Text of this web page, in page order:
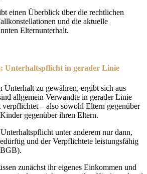
einen Überblick über die rechtlichen
und die aktuelle
Elternunterhalt.
Unterhaltspflicht in gerader Linie
zu gewähren, ergibt sich aus
allgemein Verwandte in gerader Linie
– also sowohl Eltern gegenüber
gegenüber ihren Eltern.
unter anderem nur dann,
und der Verpflichtete leistungsfähig
zunächst ihr eigenes Einkommen und